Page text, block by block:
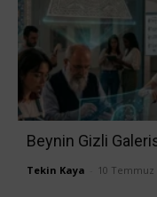
Beynin Gizli
Tekin Kaya 10 Temmuz